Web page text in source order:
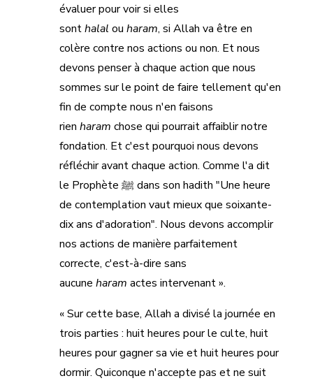
évaluer pour voir si elles
sonthalal ou haram, si Allah va être en
colère contre nos actions ou non. Et nous
devons penser à chaque action que nous
sommes sur le point de faire tellement qu'en
fin de compte nous n'en faisons
rien haram chose qui pourrait affaiblir notre
fondation. Et c'est pourquoi nous devons
réfléchir avant chaque action. Comme l'a dit
le Prophète ﷺ dans son hadith "Une heure
de contemplation vaut mieux que soixante-
dix ans d'adoration". Nous devons accomplir
nos actions de manière parfaitement
correcte, c'est-à-dire sans
aucune haram actes intervenant ».
« Sur cette base, Allah a divisé la journée en
trois parties : huit heures pour le culte, huit
heures pour gagner sa vie et huit heures pour
dormir. Quiconque n'accepte pas et ne suit